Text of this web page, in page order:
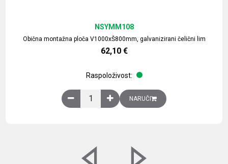
Obična montažna ploča V1000xŠ800mm, galvanizirani čelični lim
NSYMM108
62,10 €
Raspoloživost:
Obična montažna ploča V1000xŠ800mm,
NARUČI